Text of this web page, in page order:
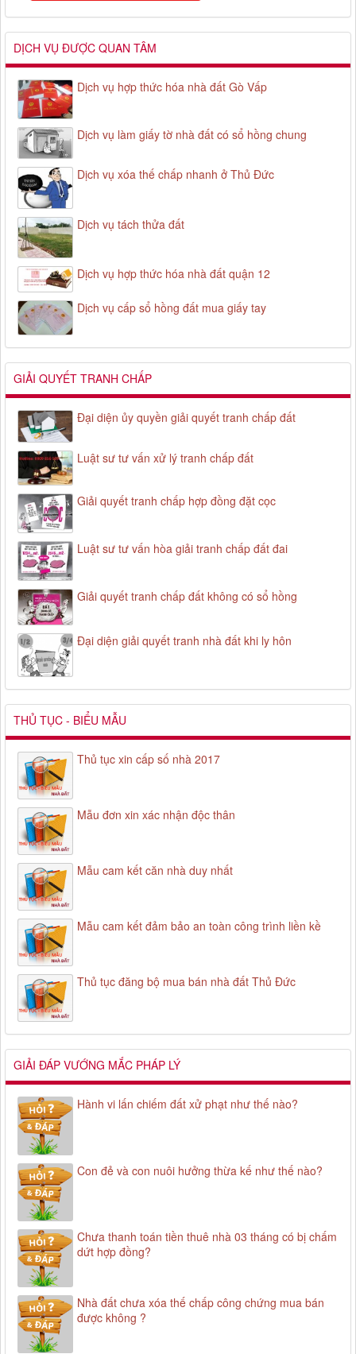
DỊCH VỤ ĐƯỢC QUAN TÂM
Dịch vụ hợp thức hóa nhà đất Gò Vấp
Dịch vụ làm giấy tờ nhà đất có sổ hồng chung
Dịch vụ xóa thế chấp nhanh ở Thủ Đức
Dịch vụ tách thửa đất
Dịch vụ hợp thức hóa nhà đất quận 12
Dịch vụ cấp sổ hồng đất mua giấy tay
GIẢI QUYẾT TRANH CHẤP
Đại diện ủy quyền giải quyết tranh chấp đất
Luật sư tư vấn xử lý tranh chấp đất
Giải quyết tranh chấp hợp đồng đặt cọc
Luật sư tư vấn hòa giải tranh chấp đất đai
Giải quyết tranh chấp đất không có sổ hồng
Đại diện giải quyết tranh nhà đất khi ly hôn
THỦ TỤC - BIỂU MẪU
Thủ tục xin cấp số nhà 2017
Mẫu đơn xin xác nhận độc thân
Mẫu cam kết căn nhà duy nhất
Mẫu cam kết đảm bảo an toàn công trình liền kề
Thủ tục đăng bộ mua bán nhà đất Thủ Đức
GIẢI ĐÁP VƯỚNG MẮC PHÁP LÝ
Hành vi lấn chiếm đất xử phạt như thế nào?
Con đẻ và con nuôi hưởng thừa kế như thế nào?
Chưa thanh toán tiền thuê nhà 03 tháng có bị chấm
dứt hợp đồng?
Nhà đất chưa xóa thế chấp công chứng mua bán
được không ?